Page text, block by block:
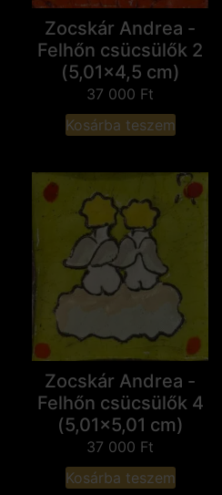
Zocskár Andrea -
Felhőn csücsülők 2
(5,01x4,5 cm)
37 000 Ft
Kosárba teszem
Zocskár Andrea -
Felhőn csücsülők 4
(5,01x5,01 cm)
37 000 Ft
Kosárba teszem